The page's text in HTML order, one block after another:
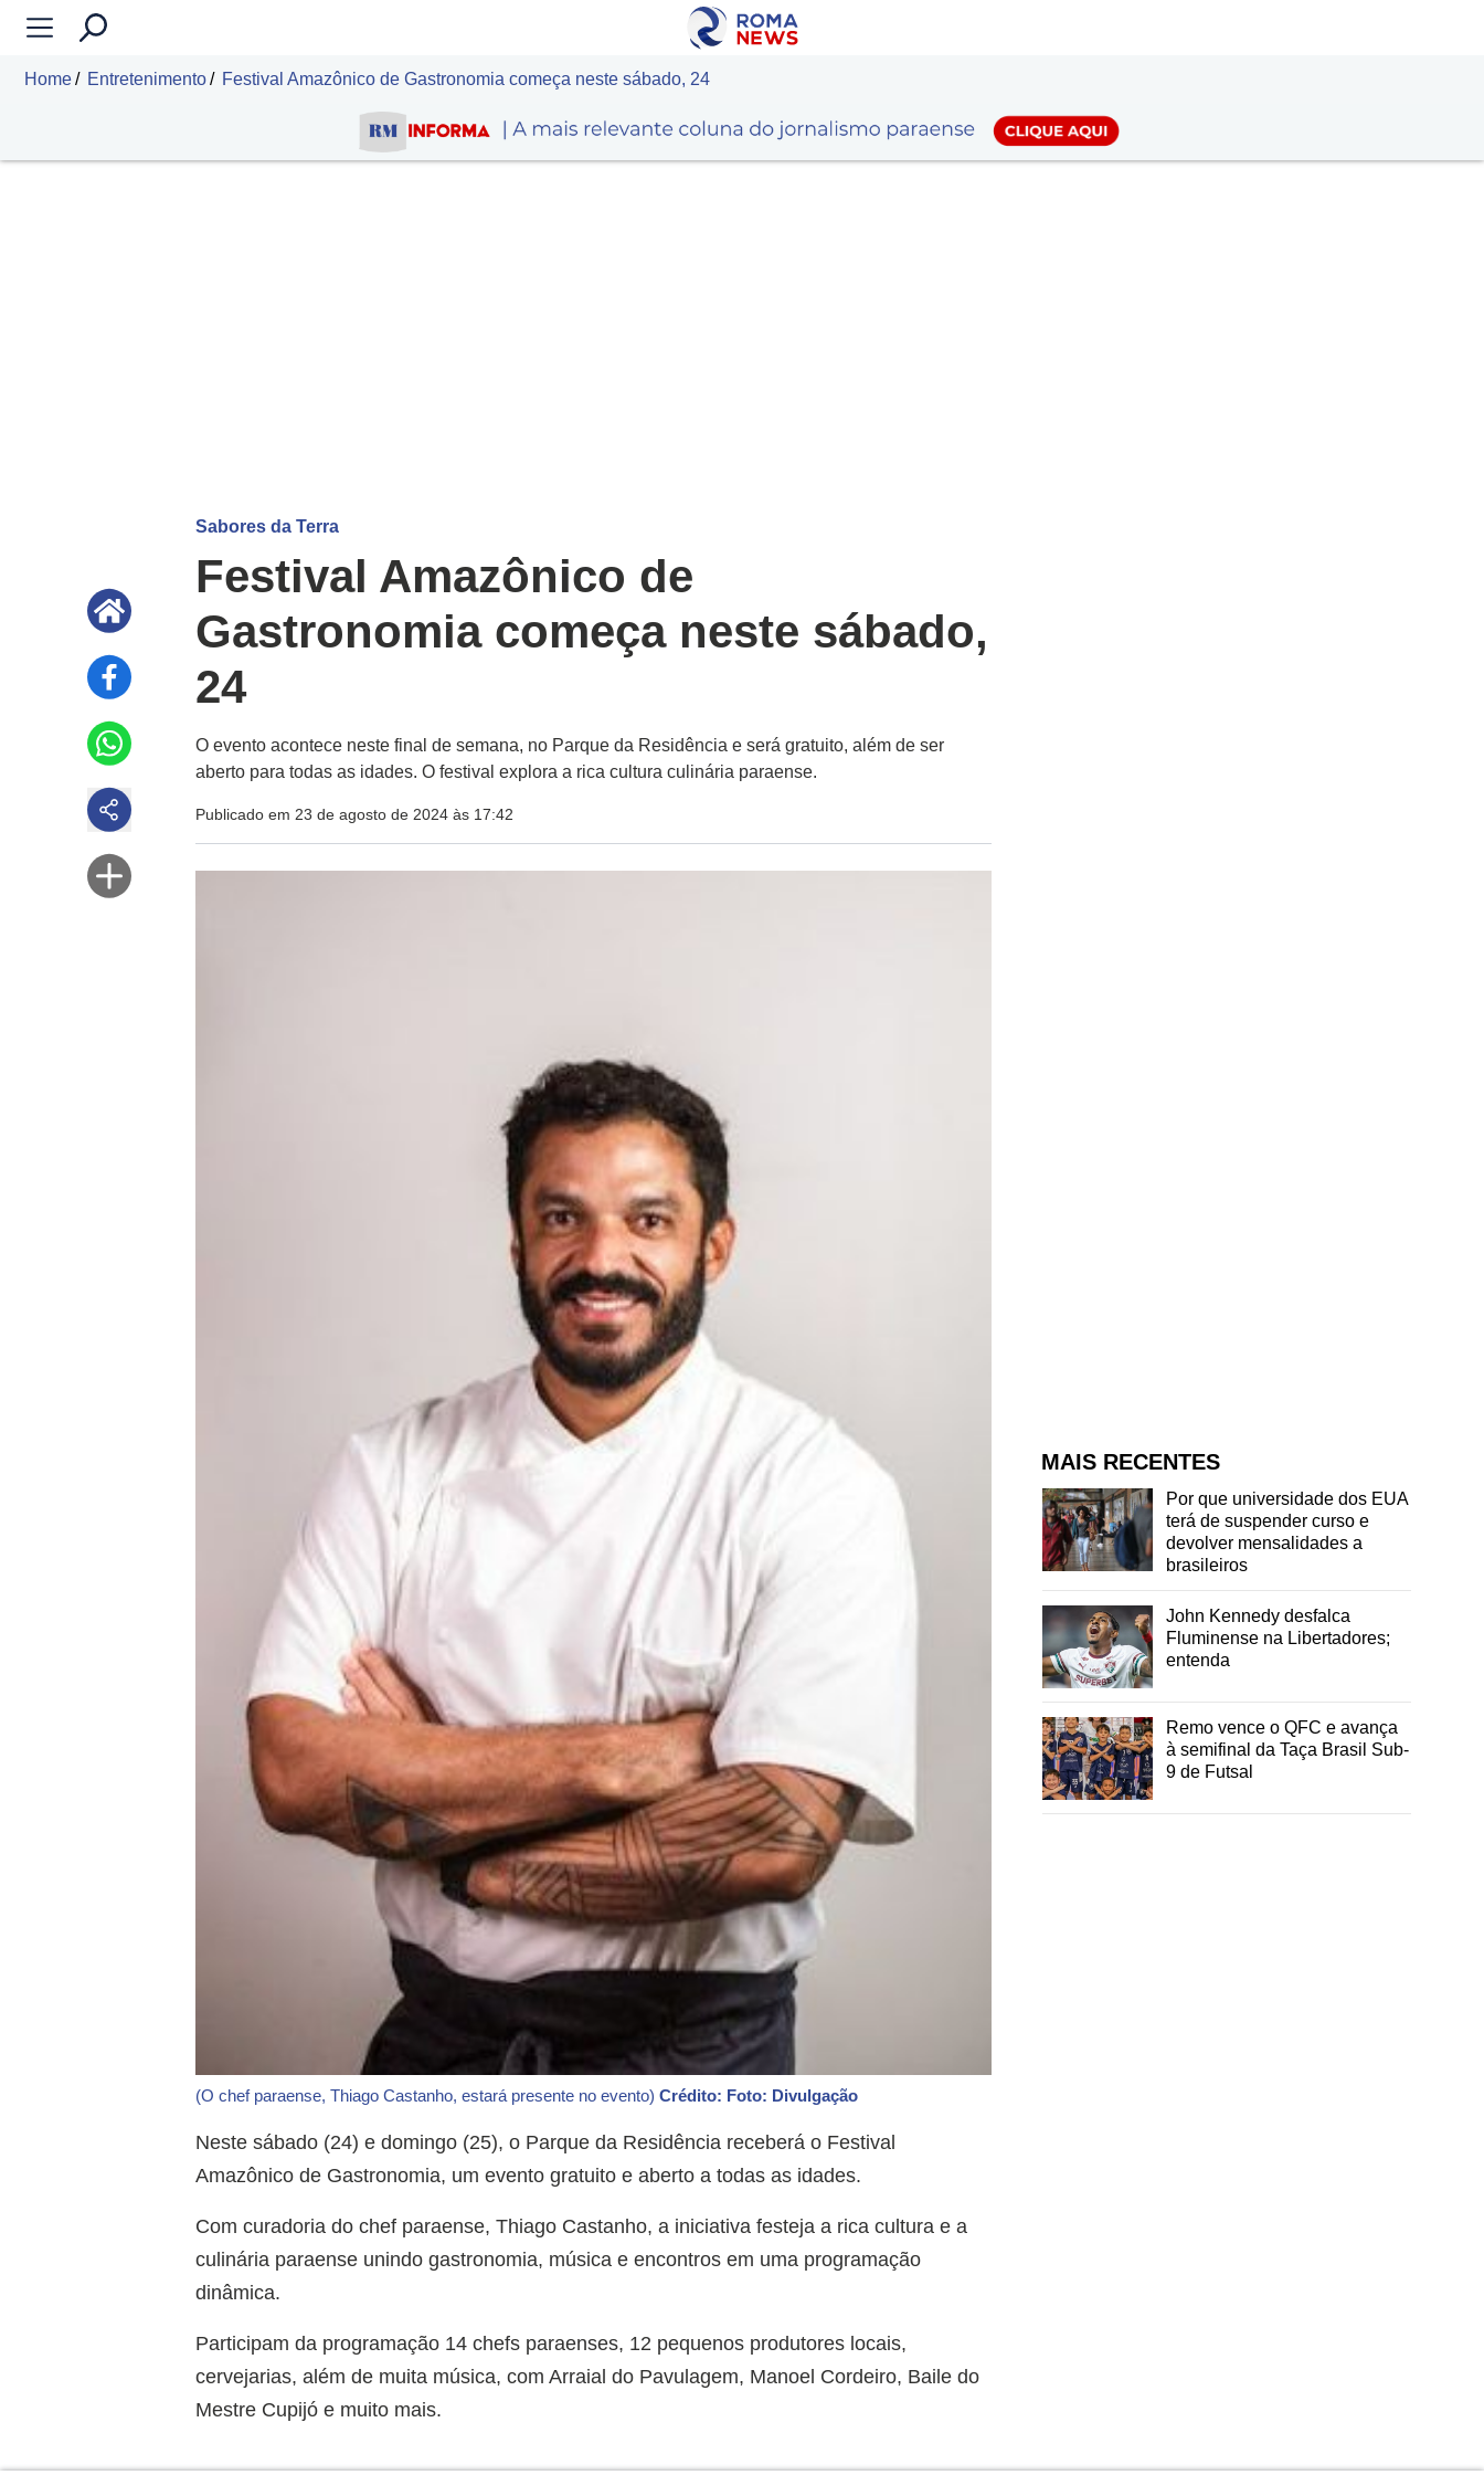
Home Entretenimento Festival Amazônico de Gastronomia começa neste sábado, 24
Sabores da Terra
Festival Amazônico de
Gastronomia começa neste sábado,
24
O evento acontece neste final de semana, no Parque da Residência e será gratuito, além de ser
aberto para todas as idades. O festival explora a rica cultura culinária paraense.
Publicado em 23 de agosto de 2024 às 17:42
(O chef paraense, Thiago Castanho, estará presente no evento)Crédito: Foto: Divulgação
Neste sábado (24) e domingo (25), o Parque da Residência receberá o Festival
Amazônico de Gastronomia, um evento gratuito e aberto a todas as idades.
Com curadoria do chef paraense, Thiago Castanho, a iniciativa festeja a rica cultura e a
culinária paraense unindo gastronomia, música e encontros em uma programação
dinâmica.
Participam da programação 14 chefs paraenses, 12 pequenos produtores locais,
cervejarias, além de muita música, com Arraial do Pavulagem, Manoel Cordeiro, Baile do
Mestre Cupijó e muito mais.
MAIS RECENTES
Por que universidade dos EUA
terá de suspender curso e
devolver mensalidades a
brasileiros
John Kennedy desfalca
Fluminense na Libertadores;
entenda
Remo vence o QFC e avança
à semifinal da Taça Brasil Sub-
9 de Futsal